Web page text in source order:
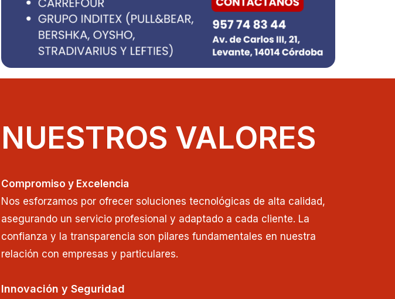
NUESTROS VALORES
Compromiso y Excelencia
Nos esforzamos por ofrecer soluciones tecnológicas de alta calidad,
asegurando un servicio profesional y adaptado a cada cliente. La
confianza y la transparencia son pilares fundamentales en nuestra
relación con empresas y particulares.
Innovación y Seguridad